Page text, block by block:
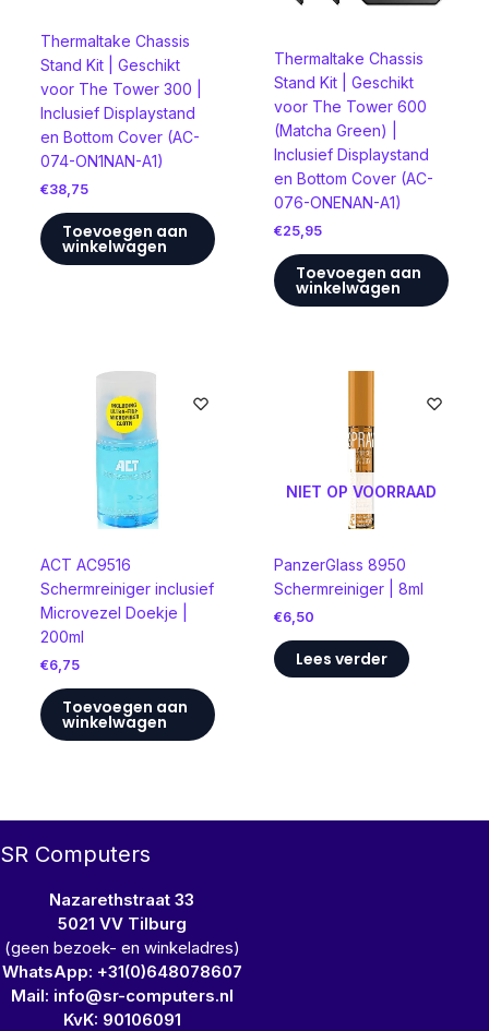
Thermaltake Chassis
Stand Kit | Geschikt
voor The Tower 300 |
Inclusief Displaystand
en Bottom Cover (AC-
074-ON1NAN-A1)
€38,75
Toevoegen aan
winkelwagen
Thermaltake Chassis
Stand Kit | Geschikt
voor The Tower 600
(Matcha Green) |
Inclusief Displaystand
en Bottom Cover (AC-
076-ONENAN-A1)
€25,95
Toevoegen aan
winkelwagen
ACT AC9516
Schermreiniger inclusief
Microvezel Doekje |
200ml
€6,75
Toevoegen aan
winkelwagen
NIET OP VOORRAAD
PanzerGlass 8950
Schermreiniger | 8ml
€6,50
Lees verder
SR Computers
Nazarethstraat 33
5021 VV Tilburg
(geen bezoek- en winkeladres)
WhatsApp: +31(0)648078607
Mail: info@sr-computers.nl
KvK: 90106091